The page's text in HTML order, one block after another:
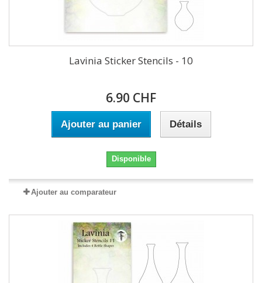
Lavinia Sticker Stencils - 10
6.90 CHF
Ajouter au panier Détails
Disponible
Ajouter au comparateur